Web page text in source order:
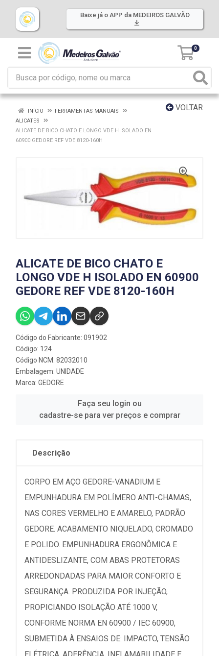
Baixe já o APP da MEDEIROS GALVÃO
0
VOLTAR
INÍCIO
FERRAMENTAS MANUAIS
ALICATES
ALICATE DE BICO CHATO E LONGO VDE H ISOLADO EN
60900 GEDORE REF VDE 8120-160H
ALICATE DE BICO CHATO E
LONGO VDE H ISOLADO EN 60900
GEDORE REF VDE 8120-160H
Código do Fabricante: 091902
Código: 124
Código NCM: 82032010
Embalagem: UNIDADE
Marca: GEDORE
Faça seu login ou
cadastre-se para ver preços e comprar
Descrição
CORPO EM AÇO GEDORE-VANADIUM E
EMPUNHADURA EM POLÍMERO ANTI-CHAMAS,
NAS CORES VERMELHO E AMARELO, PADRÃO
GEDORE. ACABAMENTO NIQUELADO, CROMADO
E POLIDO. EMPUNHADURA ERGONÔMICA E
ANTIDESLIZANTE, COM ABAS PROTETORAS
ARREDONDADAS PARA MAIOR CONFORTO E
SEGURANÇA. PRODUZIDA POR INJEÇÃO,
PROPICIANDO ISOLAÇÃO ATÉ 1000 V,
CONFORME NORMA EN 60900 / IEC 60900,
SUBMETIDA À ENSAIOS DE: IMPACTO, TENSÃO